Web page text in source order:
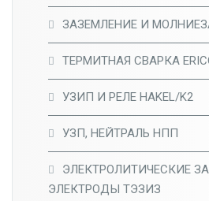
ЗАЗЕМЛЕНИЕ И
ТЕРМИТНАЯ СВАРКА
УЗИП И РЕЛЕ HAKEL/K2
УЗП, НЕЙТРАЛЬ НПП
ЭЛЕКТРОЛИТИЧЕСКИЕ
ЭЛЕКТРОДЫ ТЭЗИЗ